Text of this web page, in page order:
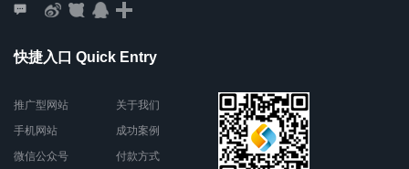
快捷入口 Quick Entry
推广型网站
手机网站
微信公众号
关于我们
成功案例
付款方式